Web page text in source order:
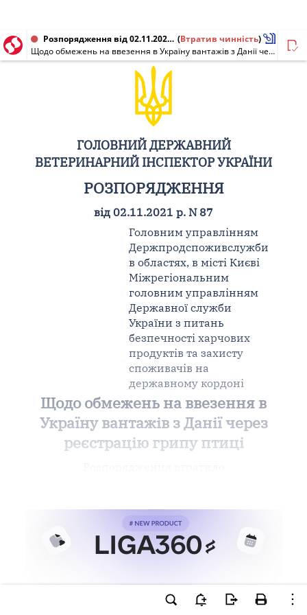
Розпорядження від 02.11.2021 № 87 (Втратив чинність)
Щодо обмежень на ввезення в Україну вантажів з Данії через реєстрацію грипу птиці
ГОЛОВНИЙ ДЕРЖАВНИЙ
ВЕТЕРИНАРНИЙ ІНСПЕКТОР УКРАЇНИ
РОЗПОРЯДЖЕННЯ
від 02.11.2021 р. N 87
Головним управлінням
Держпродспоживслужби
в областях, в місті Києві
Міжрегіональним
головним управлінням
Державної служби
України з питань
безпечності харчових
продуктів та захисту
споживачів на
державному кордоні
Щодо обмежень на ввезення в
Україну вантажів з Данії через
реєстрацію грипу птиці